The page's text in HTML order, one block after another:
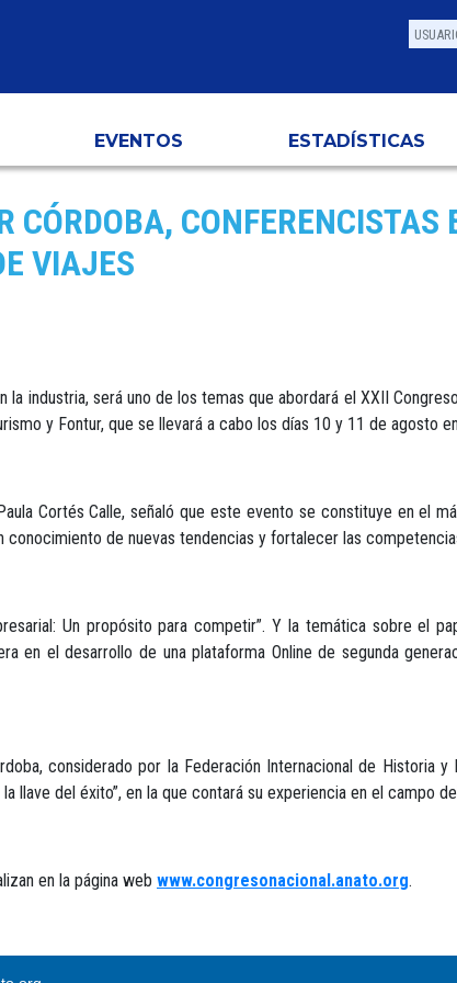
EVENTOS ESTADÍSTICAS
CÓRDOBA, CONFERENCISTAS
VIAJES
industria, será uno de los temas que abordará el XXII
y Fontur, que se llevará a cabo los días 10 y 11 de agosto
Cortés Calle, señaló que este evento se constituye en el
de nuevas tendencias y fortalecer las
Un propósito para competir”. Y la temática sobre el
en el desarrollo de una plataforma Online de segunda
considerado por la Federación Internacional de Historia
llave del éxito”, en la que contará su experiencia en el campo
en la página web www.congresonacional.anato.org.